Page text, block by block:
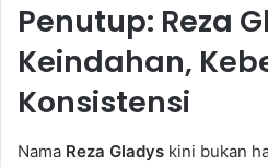
Penutup: Reza
Keindahan,
Konsistensi
Nama Reza Gladys kini bukan